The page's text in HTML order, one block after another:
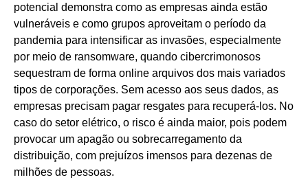
potencial demonstra como as empresas ainda estão
vulneráveis e como grupos aproveitam o período da
pandemia para intensificar as invasões, especialmente
por meio de ransomware, quando cibercrimonosos
sequestram de forma online arquivos dos mais variados
tipos de corporações. Sem acesso aos seus dados, as
empresas precisam pagar resgates para recuperá-los. No
caso do setor elétrico, o risco é ainda maior, pois podem
provocar um apagão ou sobrecarregamento da
distribuição, com prejuízos imensos para dezenas de
milhões de pessoas.